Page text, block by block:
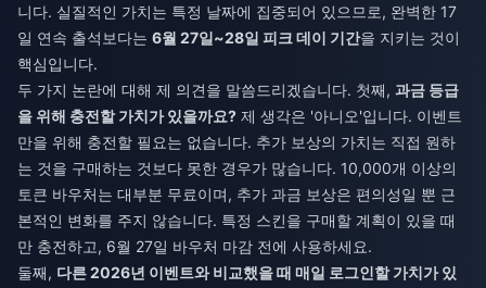
니다. 실질적인 가치는 특정 날짜에 집중되어 있으므로, 완벽한 17
일 연속 출석보다는 6월 27일~28일 피크 데이 기간을 지키는 것이
핵심입니다.
두 가지 논란에 대해 제 의견을 말씀드리겠습니다. 첫째, 과금 등급
을 위해 충전할 가치가 있을까요? 제 생각은 '아니오'입니다. 이벤트
만을 위해 충전할 필요는 없습니다. 추가 보상의 가치는 직접 원하
는 것을 구매하는 것보다 못한 경우가 많습니다. 10,000개 이상의
토큰 바우처는 대부분 무료이며, 추가 과금 보상은 편의성일 뿐 근
본적인 변화를 주지 않습니다. 특정 스킨을 구매할 계획이 있을 때
만 충전하고, 6월 27일 바우처 마감 전에 사용하세요.
둘째, 다른 2026년 이벤트와 비교했을 때 매일 로그인할 가치가 있